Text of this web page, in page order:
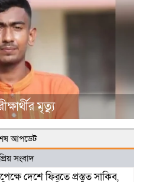
মৃত্যু
আপডেট
সংবাদ
দেশে ফিরতে প্রস্তুত সাকিব,